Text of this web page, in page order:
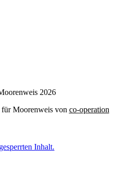
2026
Moorenweis von co-operation
Inhalt.